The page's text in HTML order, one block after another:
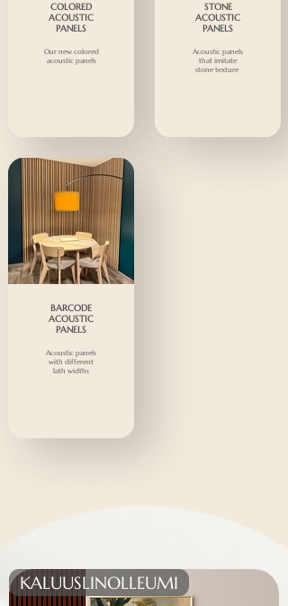
COLORED
ACOUSTIC
PANELS
Our new colored
acoustic panels
STONE
ACOUSTIC
PANELS
Acoustic panels
that imitate
stone texture
BARCODE
ACOUSTIC
PANELS
Acoustic panels
with different
lath widths
KALUUSLINOLLEUMI